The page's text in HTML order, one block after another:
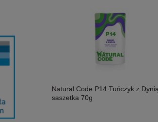
Natural Code P14 Tuńczyk z Dynią,
saszetka 70g